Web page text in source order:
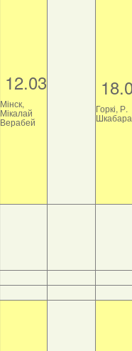
12.03
Мінск,
Мікалай
Верабей
Горкі, Р.
Шкабара